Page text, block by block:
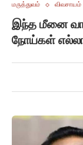
மருத்துவம்
விவசாயம்
இந்த மீனை
நோய்கள்